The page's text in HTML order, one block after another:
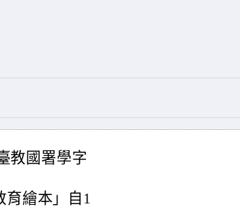
教國署學字
育繪本」自1